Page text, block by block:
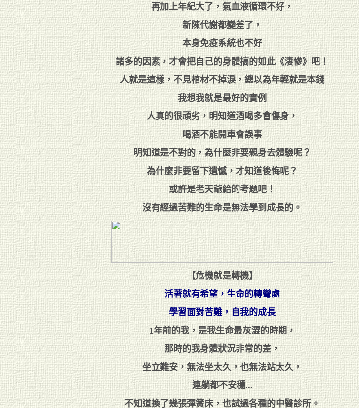
再加上年紀大了，氣血液循環不好，
新陳代謝都變差了，
本身免疫系統也不好
諸多的因素，才會把自己的身體搞的如此《淒慘》吧！
人就是這樣，不見棺材不掉淚，總以為年輕就是本錢
我想我就是最好的實例
人真的很頑劣，明知道酒喝多會傷身，
喝酒不能開車會誤事
明知道是不對的，為什麼非要親身去體驗呢？
為什麼非要留下遺憾，才知道後悔呢？
或許是老天爺給的考題吧！
沒有經過苦難的生命是無法學到成長的。
【危機就是轉機】
活著就有希望，生命的轉彎處
學習面對苦難，自我的成長
1年前的我，是我生命最灰澀的時期，
那時的我身體狀況非常的差，
坐立難安，無法坐太久，也無法站太久，
連躺都不安穩...
不知道換了幾張彈簧床，也試過各種的中醫診所。